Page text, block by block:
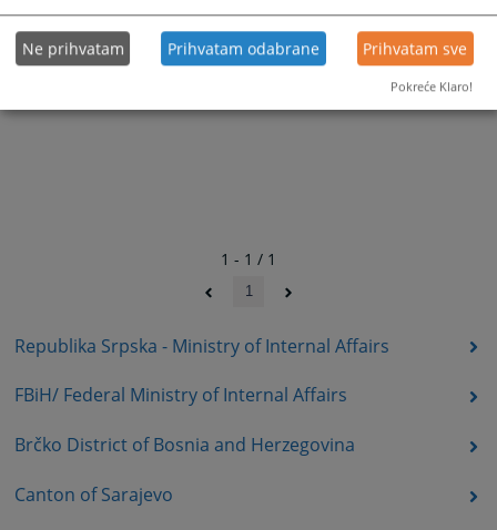
Republika Srpska - Ministry of Internal Affairs
FBiH/ Federal Ministry of Internal Affairs
Brčko District of Bosnia and Herzegovina
Canton of Sarajevo
1 - 1 / 1
1
Ne prihvatam Prihvatam odabrane Prihvatam sve
Pokreće Klaro!